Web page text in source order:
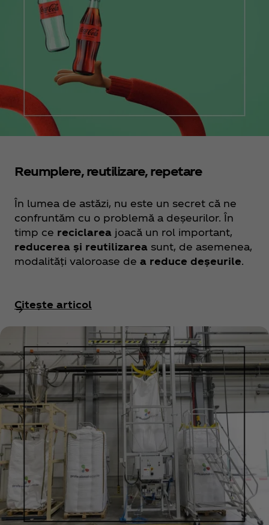
Reumplere, reutilizare, repetare
În lumea de astăzi, nu este un secret că ne
confruntăm cu o problemă a deșeurilor. În
timp ce reciclarea joacă un rol important,
reducerea și reutilizarea sunt, de asemenea,
modalități valoroase de a reduce deșeurile.
Citește articol